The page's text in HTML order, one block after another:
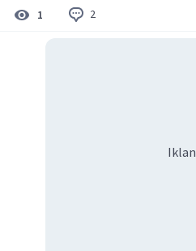
1 2
Iklan